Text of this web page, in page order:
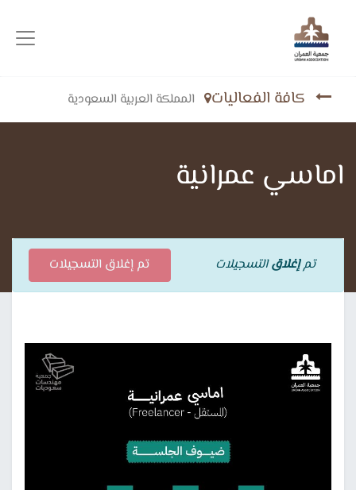
كافة الفعاليات المملكة العربية السعودية
اماسي عمرانية
تمإغلاقالتسجيلات تم إغلاق التسجيلات